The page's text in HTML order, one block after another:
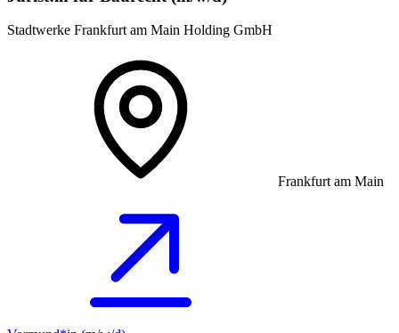
Stadtwerke Frankfurt am Main Holding GmbH
Frankfurt am Main